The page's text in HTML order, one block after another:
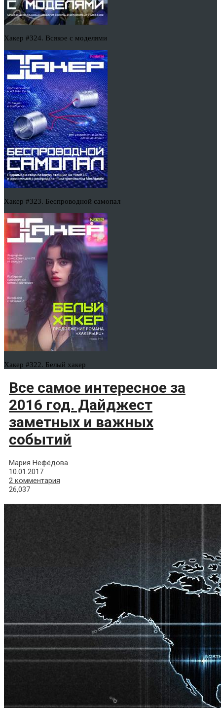
Хакер #324. Всякое с моделями
Хакер #323. Беспроводной самопал
Хакер #322. Белый хакер
Все самое интересное за
2016 год. Дайджест
заметных и важных
событий
Мария Нефёдова
10.01.2017
2 комментария
26,037